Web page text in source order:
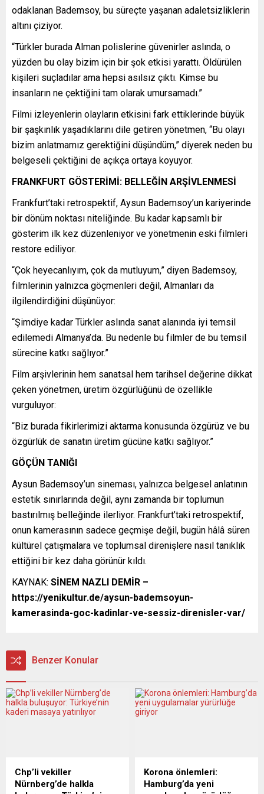
odaklanan Bademsoy, bu süreçte yaşanan adaletsizliklerin
altını çiziyor.
“Türkler burada Alman polislerine güvenirler aslında, o
yüzden bu olay bizim için bir şok etkisi yarattı. Öldürülen
kişileri suçladılar ama hepsi asılsız çıktı. Kimse bu
insanların ne çektiğini tam olarak umursamadı.”
Filmi izleyenlerin olayların etkisini fark ettiklerinde büyük
bir şaşkınlık yaşadıklarını dile getiren yönetmen, “Bu olayı
bizim anlatmamız gerektiğini düşündüm,” diyerek neden bu
belgeseli çektiğini de açıkça ortaya koyuyor.
FRANKFURT GÖSTERİMİ: BELLEĞİN ARŞİVLENMESİ
Frankfurt’taki retrospektif, Aysun Bademsoy’un kariyerinde
bir dönüm noktası niteliğinde. Bu kadar kapsamlı bir
gösterim ilk kez düzenleniyor ve yönetmenin eski filmleri
restore ediliyor.
“Çok heyecanlıyım, çok da mutluyum,” diyen Bademsoy,
filmlerinin yalnızca göçmenleri değil, Almanları da
ilgilendirdiğini düşünüyor:
“Şimdiye kadar Türkler aslında sanat alanında iyi temsil
edilemedi Almanya’da. Bu nedenle bu filmler de bu temsil
sürecine katkı sağlıyor.”
Film arşivlerinin hem sanatsal hem tarihsel değerine dikkat
çeken yönetmen, üretim özgürlüğünü de özellikle
vurguluyor:
“Biz burada fikirlerimizi aktarma konusunda özgürüz ve bu
özgürlük de sanatın üretim gücüne katkı sağlıyor.”
GÖÇÜN TANIĞI
Aysun Bademsoy’un sineması, yalnızca belgesel anlatının
estetik sınırlarında değil, aynı zamanda bir toplumun
bastırılmış belleğinde ilerliyor. Frankfurt’taki retrospektif,
onun kamerasının sadece geçmişe değil, bugün hâlâ süren
kültürel çatışmalara ve toplumsal direnişlere nasıl tanıklık
ettiğini bir kez daha görünür kıldı.
KAYNAK: SİNEM NAZLI DEMİR –
https://yenikultur.de/aysun-bademsoyun-
kamerasinda-goc-kadinlar-ve-sessiz-direnisler-var/
Benzer Konular
Chp’li vekiller
Nürnberg’de halkla
Korona önlemleri:
Hamburg’da yeni